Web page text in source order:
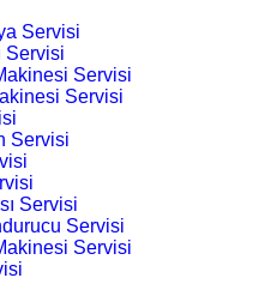
Servisi
Servisi
Servisi
Servisi
Servisi
Servisi
Servisi
Servisi